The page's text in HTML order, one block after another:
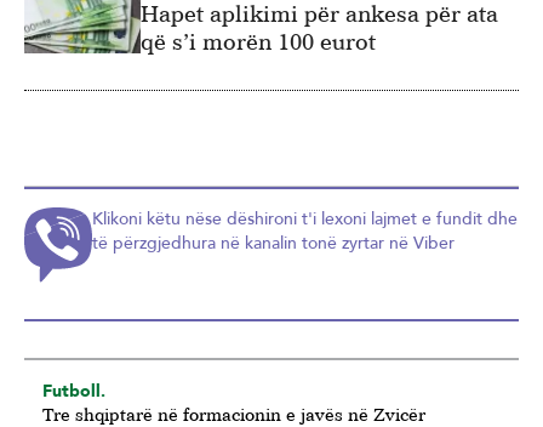
Hapet aplikimi për ankesa për ata
që s’i morën 100 eurot
Klikoni këtu nëse dëshironi t'i lexoni lajmet e fundit dhe
të përzgjedhura në kanalin tonë zyrtar në Viber
Futboll.
Tre shqiptarë në formacionin e javës në Zvicër